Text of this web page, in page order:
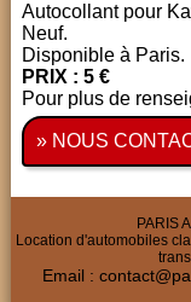
Autocollant pour
Neuf.
Disponible à Paris.
PRIX : 5 €
Pour plus de
» NOUS
PARIS
Location d'automobiles
Email :